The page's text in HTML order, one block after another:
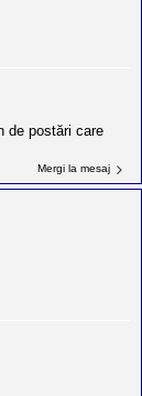
de postări care
Mergi la mesaj